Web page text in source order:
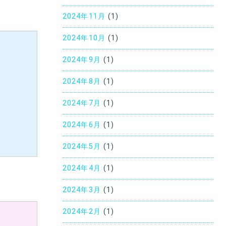
2024年11月 (1)
2024年10月 (1)
2024年9月 (1)
2024年8月 (1)
2024年7月 (1)
2024年6月 (1)
2024年5月 (1)
2024年4月 (1)
2024年3月 (1)
2024年2月 (1)